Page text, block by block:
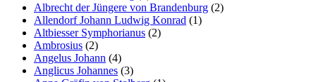
Albrecht der Jüngere von Brandenburg (2)
Allendorf Johann Ludwig Konrad (1)
Altbiesser Symphorianus (2)
Ambrosius (2)
Angelus Johann (4)
Anglicus Johannes (3)